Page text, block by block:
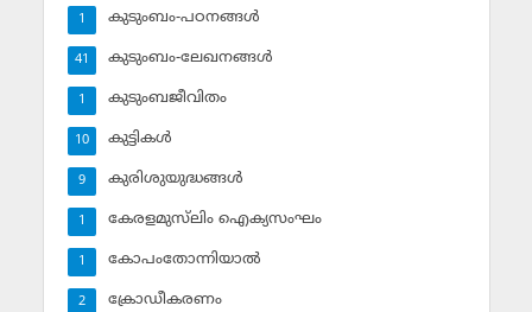
കുടുംബം-പഠനങ്ങള്‍
1
കുടുംബം-ലേഖനങ്ങള്‍
41
കുടുംബജീവിതം
1
കുട്ടികള്‍
10
കുരിശുയുദ്ധങ്ങള്‍
9
കേരളമുസ്‌ലിം ഐക്യസംഘം
1
കോപംതോന്നിയാല്‍
1
ക്രോഡീകരണം
2